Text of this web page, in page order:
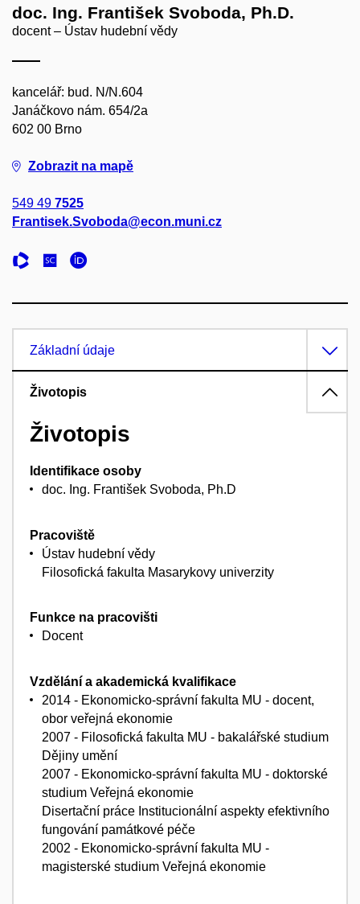
doc. Ing. František Svoboda, Ph.D.
docent – Ústav hudební vědy
kancelář: bud. N/N.604
Janáčkovo nám. 654/2a
602 00 Brno
Zobrazit na mapě
549 49 7525
Frantisek.Svoboda@econ.muni.cz
Základní údaje
Životopis
Životopis
Identifikace osoby
doc. Ing. František Svoboda, Ph.D
Pracoviště
Ústav hudební vědy
Filosofická fakulta Masarykovy univerzity
Funkce na pracovišti
Docent
Vzdělání a akademická kvalifikace
2014 - Ekonomicko-správní fakulta MU - docent,
obor veřejná ekonomie
2007 - Filosofická fakulta MU - bakalářské studium
Dějiny umění
2007 - Ekonomicko-správní fakulta MU - doktorské
studium Veřejná ekonomie
Disertační práce Institucionální aspekty efektivního
fungování památkové péče
2002 - Ekonomicko-správní fakulta MU -
magisterské studium Veřejná ekonomie